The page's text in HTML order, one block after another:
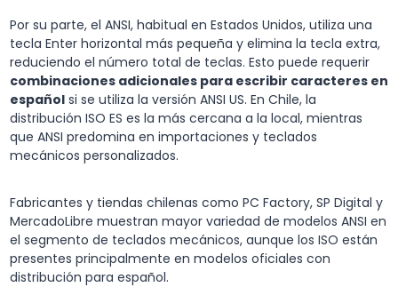
Por su parte, el ANSI, habitual en Estados Unidos, utiliza una
tecla Enter horizontal más pequeña y elimina la tecla extra,
reduciendo el número total de teclas. Esto puede requerir
combinaciones adicionales para escribir caracteres en
español si se utiliza la versión ANSI US. En Chile, la
distribución ISO ES es la más cercana a la local, mientras
que ANSI predomina en importaciones y teclados
mecánicos personalizados.
Fabricantes y tiendas chilenas como PC Factory, SP Digital y
MercadoLibre muestran mayor variedad de modelos ANSI en
el segmento de teclados mecánicos, aunque los ISO están
presentes principalmente en modelos oficiales con
distribución para español.